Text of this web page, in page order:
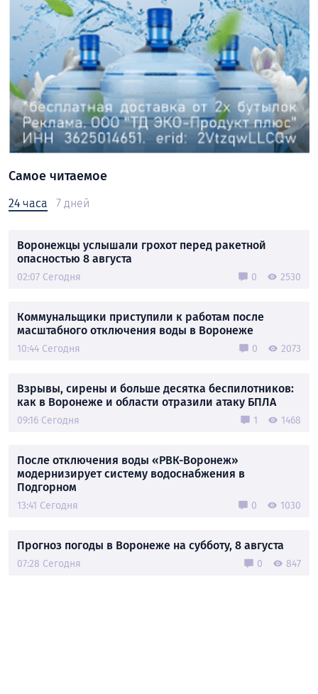
Самое читаемое
24 часа 7 дней
Воронежцы услышали грохот перед ракетной
опасностью 8 августа
02:07 Сегодня 0 2530
Коммунальщики приступили к работам после
масштабного отключения воды в Воронеже
10:44 Сегодня 0 2073
Взрывы, сирены и больше десятка беспилотников:
как в Воронеже и области отразили атаку БПЛА
09:16 Сегодня 1 1468
После отключения воды «РВК-Воронеж»
модернизирует систему водоснабжения в
Подгорном
13:41 Сегодня 0 1030
Прогноз погоды в Воронеже на субботу, 8 августа
07:28 Сегодня 0 847